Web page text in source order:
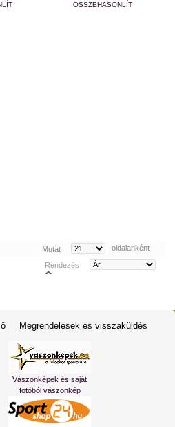
ÖSSZEHASONLÍT
Mutat
oldalanként
Rendezés
Megrendelések és visszaküldés
Vászonképek és saját
fotóból vászonkép